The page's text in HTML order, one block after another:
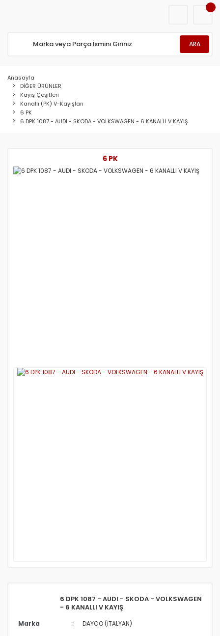
ARA
Anasayfa
DİĞER ÜRÜNLER
Kayış Çeşitleri
Kanallı (PK) V-Kayışları
6 PK
6 DPK 1087 - AUDI - SKODA - VOLKSWAGEN - 6 KANALLI V KAYIŞ
6 PK
6 DPK 1087 - AUDI - SKODA - VOLKSWAGEN
- 6 KANALLI V KAYIŞ
Marka DAYCO (İTALYAN)